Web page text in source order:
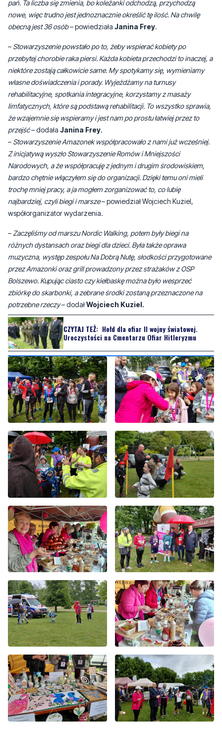
Amazonek w Wejherowie Janina Frey.
–W wejherowskim Stowarzyszeniu Amazonek zrzeszonych jest 36
nowe, więc trudno jest jednoznacznie określić tę ilość. Na chwilę
obecną jest 36 osób– powiedziałaJanina Frey.
–Stowarzyszenie powstało po to, żeby wspierać kobiety po
przebytej chorobie raka piersi. Każda kobieta przechodzi to inaczej, a
niektóre zostają całkowicie same. My spotykamy się, wymieniamy
własne doświadczenia i porady. Wyjeżdżamy na turnusy
rehabilitacyjne, spotkania integracyjne, korzystamy z masaży
limfatycznych, które są podstawą rehabilitacji. To wszystko sprawia,
że wzajemnie się wspieramy i jest nam po prostu łatwiej przez to
przejść– dodałaJanina Frey.
–Stowarzyszenie Amazonek współpracowało z nami już wcześniej.
Z inicjatywą wyszło Stowarzyszenie Romów i Mniejszości
Narodowych, a że współpracuję z jednym i drugim środowiskiem,
bardzo chętnie włączyłem się do organizacji. Dzięki temu oni mieli
najbardziej, czyli biegi i marsze– powiedział Wojciech Kuziel,
współorganizator wydarzenia.
–Zaczęliśmy od marszu Nordic Walking, potem były biegi na
różnych dystansach oraz biegi dla dzieci. Była także oprawa
muzyczna, występ zespołu Na Dobrą Nutę, słodkości przygotowane
przez Amazonki oraz grill prowadzony przez strażaków z OSP
Bolszewo. Kupując ciasto czy kiełbaskę można było wesprzeć
zbiórkę do skarbonki, a zebrane środki zostaną przeznaczone na
potrzebne rzeczy– dodałWojciech Kuziel.
CZYTAJ TEŻ:Hołd dla ofiar II wojny światowej.
Uroczystości na Cmentarzu Ofiar Hitleryzmu